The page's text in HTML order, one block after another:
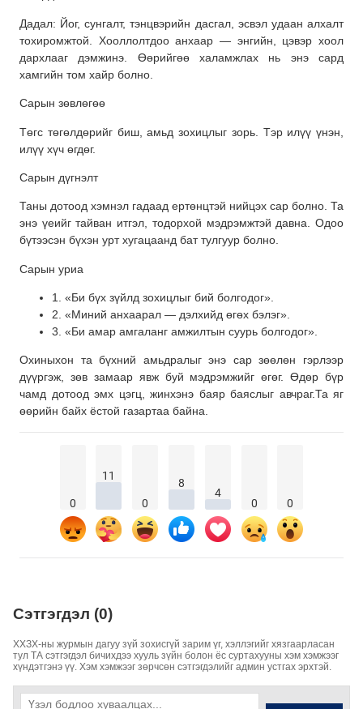
Дадал: Йог, сунгалт, тэнцвэрийн дасгал, эсвэл удаан алхалт
тохиромжтой. Хооллолтдоо анхаар — энгийн, цэвэр хоол
дархлааг дэмжинэ. Өөрийгөө халамжлах нь энэ сард
хамгийн том хайр болно.
Сарын зөвлөгөө
Төгс төгөлдөрийг биш, амьд зохицлыг зорь. Тэр илүү үнэн,
илүү хүч өгдөг.
Сарын дүгнэлт
Таны дотоод хэмнэл гадаад ертөнцтэй нийцэх сар болно. Та
энэ үеийг тайван итгэл, тодорхой мэдрэмжтэй давна. Одоо
бүтээсэн бүхэн урт хугацаанд бат тулгуур болно.
Сарын уриа
1. «Би бүх зүйлд зохицлыг бий болгодог».
2. «Миний анхаарал — дэлхийд өгөх бэлэг».
3. «Би амар амгаланг амжилтын суурь болгодог».
Охиныхон та бүхний амьдралыг энэ сар зөөлөн гэрлээр
дүүргэж, зөв замаар явж буй мэдрэмжийг өгөг. Өдөр бүр
чамд дотоод эмх цэгц, жинхэнэ баяр баяслыг авчраг.Та яг
өөрийн байх ёстой газартаа байна.
0
11
0
8
4
0
0
Сэтгэгдэл (0)
ХХЗХ-ны журмын дагуу зүй зохисгүй зарим үг, хэллэгийг хязгаарласан
тул ТА сэтгэгдэл бичихдээ хууль зүйн болон ёс суртахууны хэм хэмжээг
хүндэтгэнэ үү. Хэм хэмжээг зөрчсөн сэтгэгдэлийг админ устгах эрхтэй.